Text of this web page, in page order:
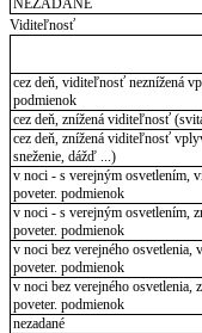
Viditeľnosť
cez deň, viditeľnosť neznížená
podmienok
cez deň, znížená viditeľnosť
cez deň, znížená viditeľnosť
sneženie, dážď ...)
v noci - s verejným osvetlením,
poveter. podmienok
v noci - s verejným osvetlením,
poveter. podmienok
v noci bez verejného
poveter. podmienok
v noci bez verejného
poveter. podmienok
nezadané